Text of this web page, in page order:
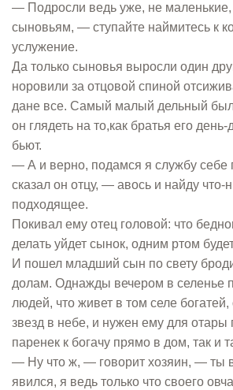
— Подросли ведь уже, не
сыновьям, — ступайте наймитесь к
услужение.
Да только сыновья выросли один
норовили за отцовой спиной
дане все. Самый малый дельный
он глядеть на то,как братья его
бьют.
— А и верно, подамся я службу себе
сказал он отцу, — авось и найду что-
подходящее.
Покивал ему отец головой: что
делать уйдет сынок, одним ртом
И пошел младший сын по свету
долам. Однажды вечером в селенье
людей, что живет в том селе богатей,
звезд в небе, и нужен ему для отары
паренек к богачу прямо в дом, так и
— Ну что ж, — говорит хозяин, — ты
явился, я ведь только что своего